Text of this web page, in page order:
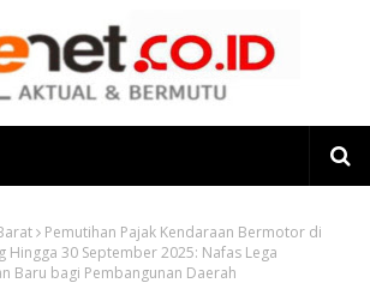
Pemutihan Pajak Kendaraan Bermotor di
Hingga 30 September 2025: Nafas Lega
Baru bagi Pembangunan Daerah